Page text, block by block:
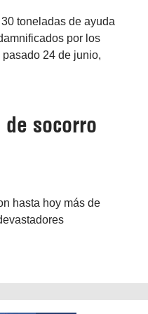
toneladas de ayuda
por los
24 de junio,
socorro
hasta hoy más de